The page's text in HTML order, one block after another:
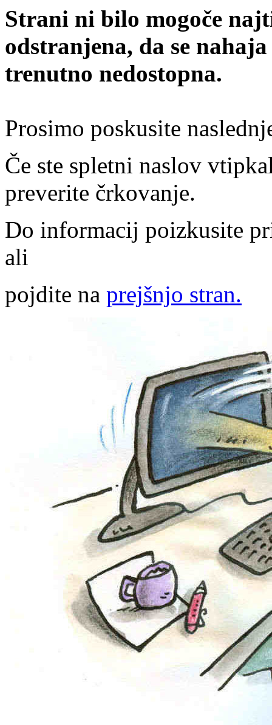
Strani ni bilo mogoče
odstranjena, da se
trenutno nedostopna.
Prosimo poskusite
Če ste spletni naslov
preverite črkovanje.
Do informacij poizkusite
ali
pojdite na prejšnjo stran.